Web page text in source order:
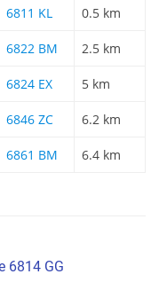
6811 KL 0.5 km
6822 BM 2.5 km
6824 EX 5 km
6846 ZC 6.2 km
6861 BM 6.4 km
6814 GG